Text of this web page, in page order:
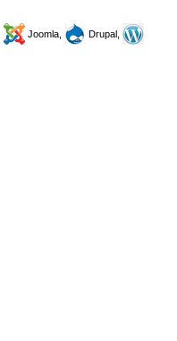
Joomla,
Drupal,